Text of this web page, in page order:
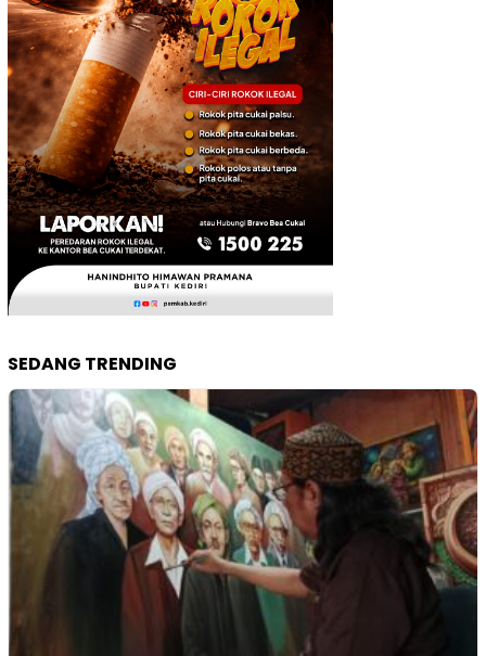
SEDANG TRENDING